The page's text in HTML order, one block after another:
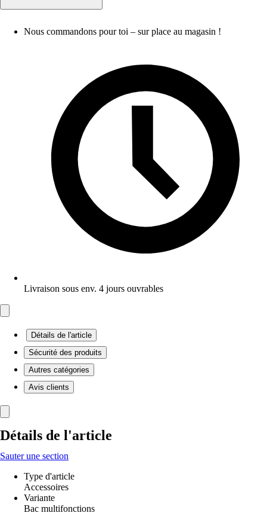
Nous commandons pour toi – sur place au magasin !
Livraison sous env. 4 jours ouvrables
Détails de l'article
Sécurité des produits
Autres catégories
Avis clients
Détails de l'article
Sauter une section
Type d'article
Accessoires
Variante
Bac multifonctions